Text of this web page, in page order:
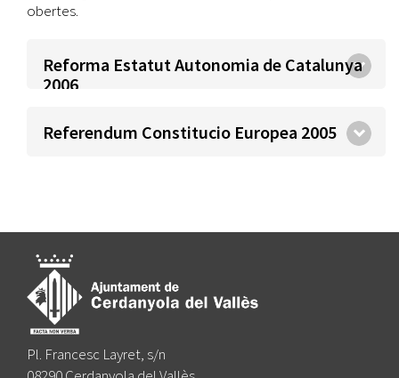
obertes.
Reforma Estatut Autonomia de Catalunya
2006
Referendum Constitucio Europea 2005
Pl. Francesc Layret, s/n